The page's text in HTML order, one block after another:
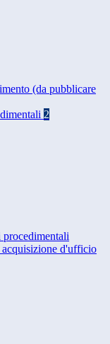
(da pubblicare
2
d'ufficio